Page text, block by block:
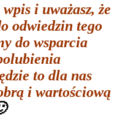
wpis iuważasz, że
odwiedzin tego
do wsparcia
to dla nas
i wartościową